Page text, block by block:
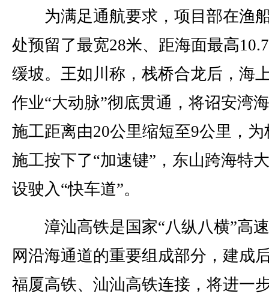
为满足通航要求，项目部在渔
处预留了最宽28米、距海面最高
缓坡。王如川称，栈桥合龙后，海
作业“大动脉”彻底贯通，将诏安湾
施工距离由20公里缩短至9公里，为
施工按下了“加速键”，东山跨海特
设驶入“快车道”。
漳汕高铁是国家“八纵八横”高
网沿海通道的重要组成部分，建成
福厦高铁、汕汕高铁连接，将进一